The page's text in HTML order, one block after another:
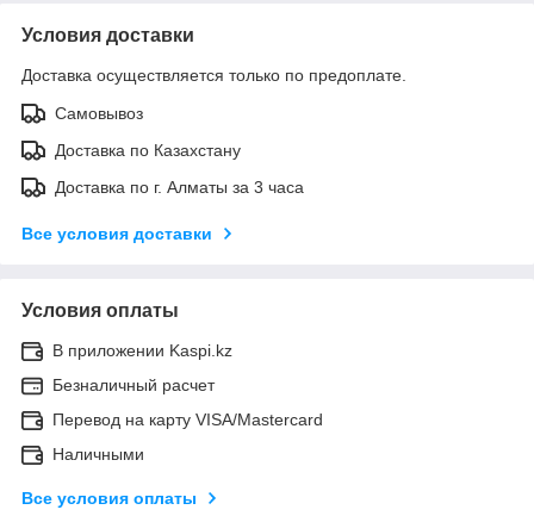
Условия доставки
Доставка осуществляется только по предоплате.
Самовывоз
Доставка по Казахстану
Доставка по г. Алматы за 3 часа
Все условия доставки
Условия оплаты
В приложении Kaspi.kz
Безналичный расчет
Перевод на карту VISA/Mastercard
Наличными
Все условия оплаты